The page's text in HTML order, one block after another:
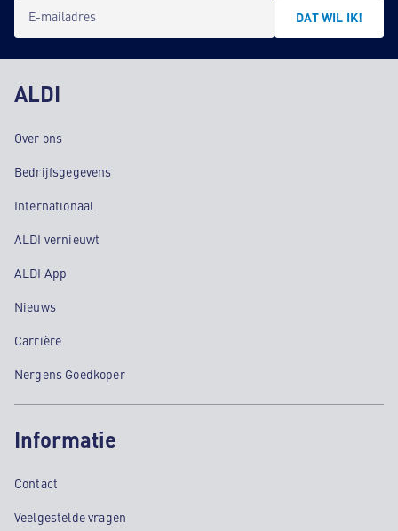
E-mailadres DAT WIL IK!
ALDI
Over ons
Bedrijfsgegevens
Internationaal
ALDI vernieuwt
ALDI App
Nieuws
Carrière
Nergens Goedkoper
Informatie
Contact
Veelgestelde vragen